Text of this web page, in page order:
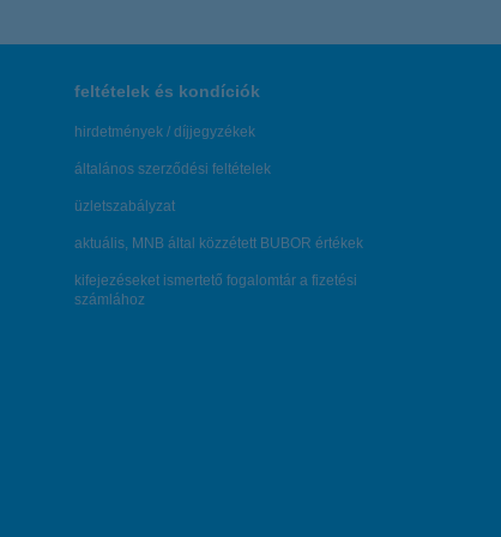
feltételek és kondíciók
hirdetmények / díjjegyzékek
általános szerződési feltételek
üzletszabályzat
aktuális, MNB által közzétett BUBOR értékek
kifejezéseket ismertető fogalomtár a fizetési
számlához